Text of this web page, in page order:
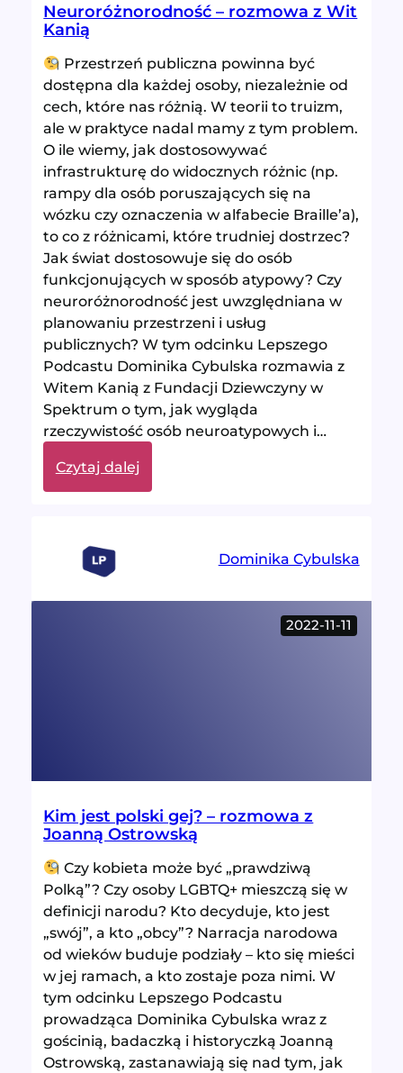
Neuroróżnorodność – rozmowa z Wit
Kanią
Przestrzeń publiczna powinna być
dostępna dla każdej osoby, niezależnie od
cech, które nas różnią. W teorii to truizm,
ale w praktyce nadal mamy z tym problem.
O ile wiemy, jak dostosowywać
infrastrukturę do widocznych różnic (np.
rampy dla osób poruszających się na
wózku czy oznaczenia w alfabecie Braille’a),
to co z różnicami, które trudniej dostrzec?
Jak świat dostosowuje się do osób
funkcjonujących w sposób atypowy? Czy
neuroróżnorodność jest uwzględniana w
planowaniu przestrzeni i usług
publicznych? W tym odcinku Lepszego
Podcastu Dominika Cybulska rozmawia z
Witem Kanią z Fundacji Dziewczyny w
Spektrum o tym, jak wygląda
rzeczywistość osób neuroatypowych i…
Czytaj dalej:
Neuroróżnorodność
Dominika Cybulska
2022-11-11
Kim jest polski gej? – rozmowa z
Joanną Ostrowską
Czy kobieta może być „prawdziwą
Polką”? Czy osoby LGBTQ+ mieszczą się w
definicji narodu? Kto decyduje, kto jest
„swój”, a kto „obcy”? Narracja narodowa
od wieków buduje podziały – kto się mieści
w jej ramach, a kto zostaje poza nimi. W
tym odcinku Lepszego Podcastu
prowadząca Dominika Cybulska wraz z
gościnią, badaczką i historyczką Joanną
Ostrowską, zastanawiają się nad tym, jak